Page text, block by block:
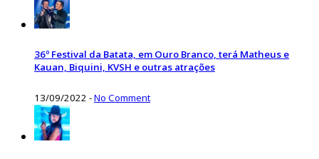
36º Festival da Batata, em Ouro Branco, terá Matheus e
Kauan, Biquini, KVSH e outras atrações
13/09/2022 -No Comment